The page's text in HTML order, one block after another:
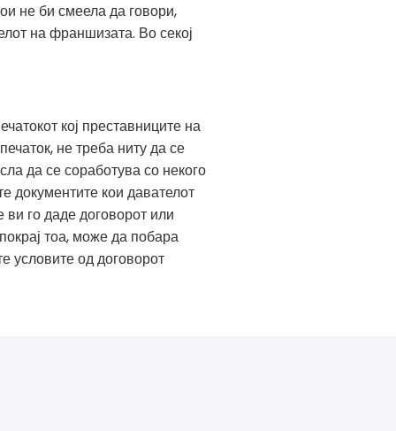
не би смеела да говори,
на франшизата. Во секој
кој преставниците на
не треба ниту да се
да се соработува со некого
документите кои давателот
го даде договорот или
тоа, може да побара
условите од договорот